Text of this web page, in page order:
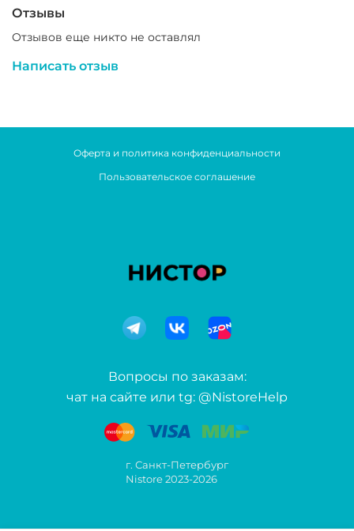
Отзывы
Отзывов еще никто не оставлял
Написать отзыв
Оферта и политика конфиденциальности
Пользовательское соглашение
Вопросы по заказам:
чат на сайте или tg: @NistoreHelp
г. Санкт-Петербург
Nistore 2023-2026